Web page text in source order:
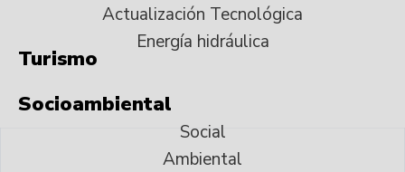
Actualización Tecnológica
Energía hidráulica
Turismo
Socioambiental
Social
Ambiental